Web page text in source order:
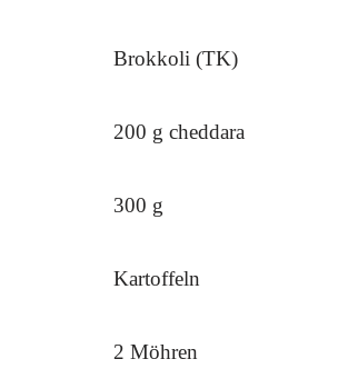
Brokkoli (TK)
200 g cheddara
300 g
Kartoffeln
2 Möhren